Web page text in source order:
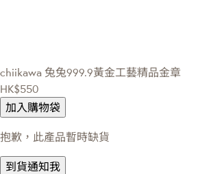
chiikawa 兔兔999.9黃金工藝精品金章
HK$550
加入購物袋
抱歉，此產品暫時缺貨
到貨通知我